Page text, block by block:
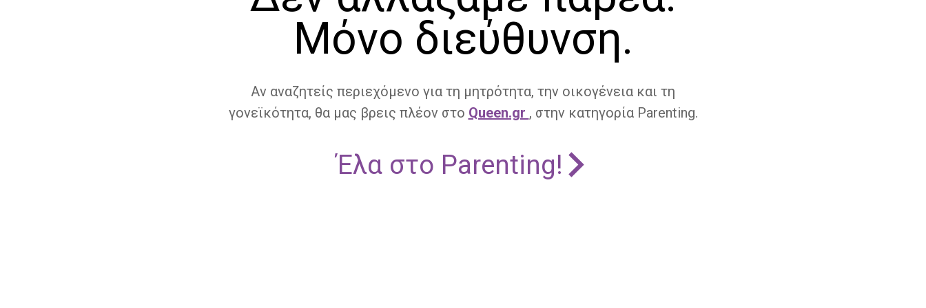
Μόνο διεύθυνση.
Αν αναζητείς περιεχόμενο για τη μητρότητα, την οικογένεια και τη
γονεϊκότητα, θα μας βρεις πλέον στο Queen.gr , στην κατηγορία Parenting.
Έλα στο Parenting!